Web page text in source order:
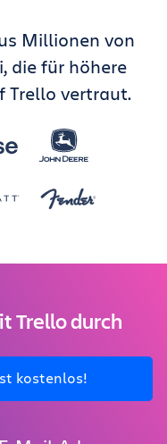
Millionen von
die für höhere
Trello vertraut.
Trello durch
kostenlos!